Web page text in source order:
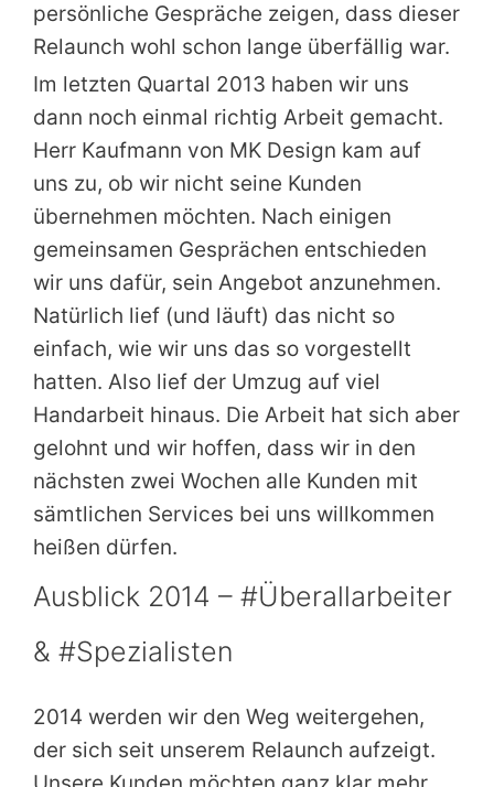
persönliche Gespräche zeigen, dass dieser
Relaunch wohl schon lange überfällig war.
Im letzten Quartal 2013 haben wir uns
dann noch einmal richtig Arbeit gemacht.
Herr Kaufmann von MK Design kam auf
uns zu, ob wir nicht seine Kunden
übernehmen möchten. Nach einigen
gemeinsamen Gesprächen entschieden
wir uns dafür, sein Angebot anzunehmen.
Natürlich lief (und läuft) das nicht so
einfach, wie wir uns das so vorgestellt
hatten. Also lief der Umzug auf viel
Handarbeit hinaus. Die Arbeit hat sich aber
gelohnt und wir hoffen, dass wir in den
nächsten zwei Wochen alle Kunden mit
sämtlichen Services bei uns willkommen
heißen dürfen.
Ausblick 2014 – #Überallarbeiter
& #Spezialisten
2014 werden wir den Weg weitergehen,
der sich seit unserem Relaunch aufzeigt.